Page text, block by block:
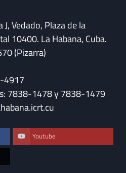
Vedado, Plaza de la
10400. La Habana, Cuba.
(Pizarra)
4917
7838-1478 y 7838-1479
Youtube